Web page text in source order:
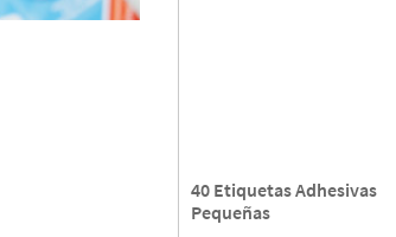
40 Etiquetas Adhesivas
Pequeñas